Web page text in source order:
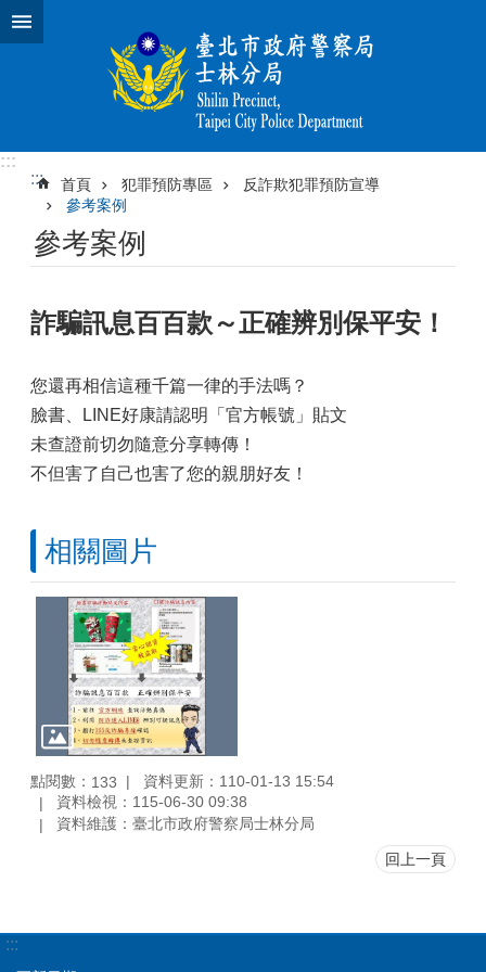
跳到主要內容區塊
:::
:::
首頁 犯罪預防專區
反詐欺犯罪預防宣導
參考案例
參考案例
詐騙訊息百百款～正確辨別保平安！
您還再相信這種千篇一律的手法嗎？
臉書、LINE好康請認明「官方帳號」貼文
未查證前切勿隨意分享轉傳！
不但害了自己也害了您的親朋好友！
相關圖片
點閱數： 133
資料更新：110-01-13 15:54
資料檢視：115-06-30 09:38
資料維護：臺北市政府警察局士林分局
回上一頁
:::